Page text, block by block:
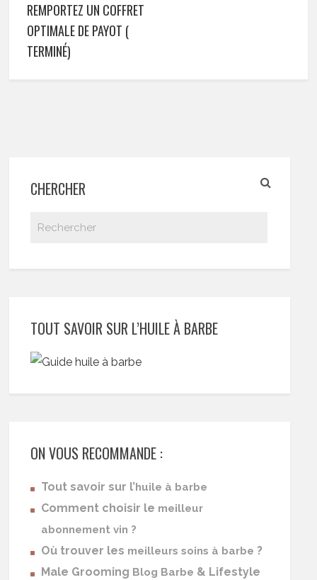
REMPORTEZ UN COFFRET
OPTIMALE DE PAYOT (
TERMINÉ)
CHERCHER
TOUT SAVOIR SUR L’HUILE À BARBE
ON VOUS RECOMMANDE :
Tout savoir sur l’huile à barbe
Comment choisir le meilleur
abonnement vin ?
Où trouver les meilleurs soins à barbe ?
Male Grooming Blog Barbe & Lifestyle